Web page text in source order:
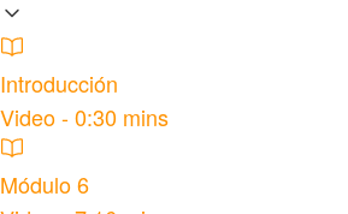
Introducción
Video - 0:30 mins
Módulo 6